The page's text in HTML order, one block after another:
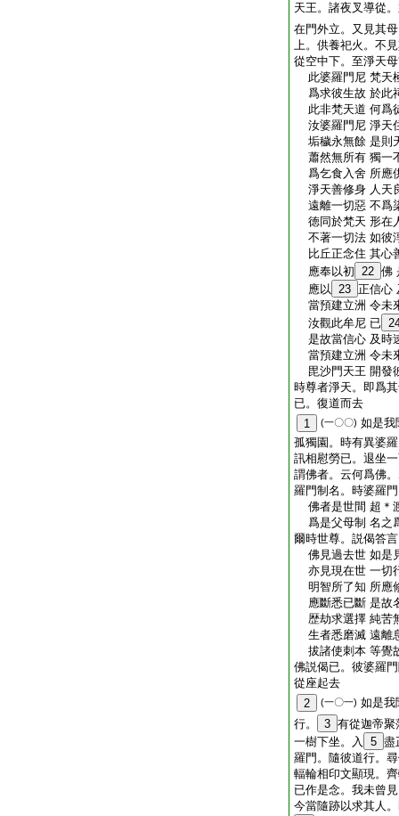
天王。諸夜叉導從
在門外立。又見其
上。供養祀火。不
從空中下。至淨天
此婆羅門尼 梵天
爲求彼生故 於此
此非梵天道 何爲
汝婆羅門尼 淨天
垢穢永無餘 是則
蕭然無所有 獨一
爲乞食入舍 所應
淨天善修身 人天
遠離一切惡 不爲
徳同於梵天 形在
不著一切法 如彼
比丘正念住 其心
應奉以初 22 佛
應以 23 正信心
當預建立洲 令未
汝觀此牟尼 已
是故當信心 及時
當預建立洲 令未
毘沙門天王 開發
時尊者淨天。即爲
已。復道而去
1
(一〇〇) 如是我
孤獨園。時有異婆
訊相慰勞已。退坐
謂佛者。云何爲佛
羅門制名。時婆羅
佛者是世間 超＊
爲是父母制 名之
爾時世尊。説偈答言
佛見過去世 如是
亦見現在世 一切
明智所了知 所應
應斷悉已斷 是故
歴劫求選擇 純苦
生者悉磨滅 遠離
拔諸使刺本 等覺
佛説偈已。彼婆羅
從座起去
2
(一〇一) 如是我
行。
3 有從迦帝聚
一樹下坐。入
5 盡
羅門。隨彼道行。
輻輪相印文顯現。
已作是念。我未曾
今當隨跡以求其人